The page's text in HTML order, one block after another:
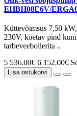
EHBH08E6V/
Küttevõimsus 7,50
230V, köetav pind
tarbeveeboilerita ..
5 536.00€ 6 152.00€
Lisa ostukorvi